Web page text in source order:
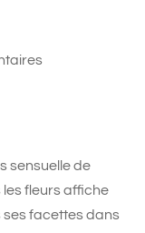
sensuelle de
les fleurs affiche
ses facettes dans